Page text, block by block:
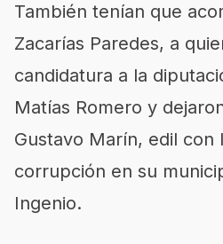
También tenían que
Zacarías Paredes, a
candidatura a la
Matías Romero y
Gustavo Marín, edil con
corrupción en su
Ingenio.